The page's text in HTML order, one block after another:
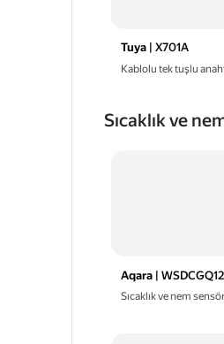
Tuya| X701A
Kablolu tek tuşlu
Sıcaklık ve
Aqara|
Sıcaklık ve nem